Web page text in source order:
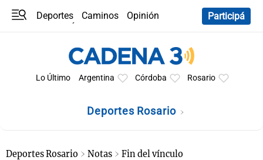
Deportes Caminos
Opinión
Participá
Lo Último Argentina Córdoba Rosario
Deportes Rosario
Deportes Rosario Notas Fin del vínculo